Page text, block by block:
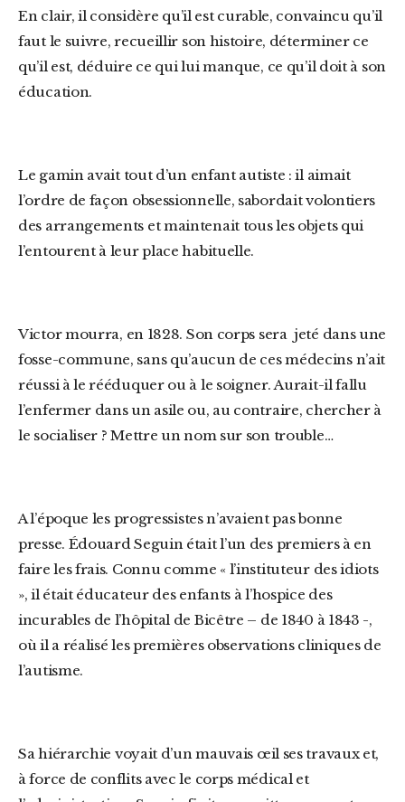
En clair, il considère qu’il est curable, convaincu qu’il
faut le suivre, recueillir son histoire, déterminer ce
qu’il est, déduire ce qui lui manque, ce qu’il doit à son
éducation.
Le gamin avait tout d’un enfant autiste : il aimait
l’ordre de façon obsessionnelle, sabordait volontiers
des arrangements et maintenait tous les objets qui
l’entourent à leur place habituelle.
Victor mourra, en 1828. Son corps sera jeté dans une
fosse-commune, sans qu’aucun de ces médecins n’ait
réussi à le rééduquer ou à le soigner. Aurait-il fallu
l’enfermer dans un asile ou, au contraire, chercher à
le socialiser ? Mettre un nom sur son trouble…
A l’époque les progressistes n’avaient pas bonne
presse. Édouard Seguin était l’un des premiers à en
faire les frais. Connu comme « l’instituteur des idiots
», il était éducateur des enfants à l’hospice des
incurables de l’hôpital de Bicêtre – de 1840 à 1843 -,
où il a réalisé les premières observations cliniques de
l’autisme.
Sa hiérarchie voyait d’un mauvais œil ses travaux et,
à force de conflits avec le corps médical et